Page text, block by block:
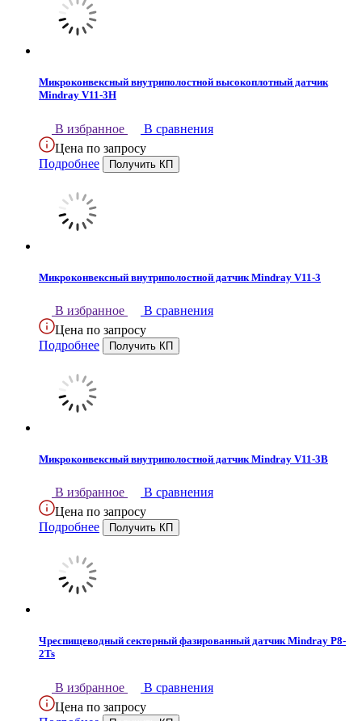
Микроконвексный внутриполостной высокоплотный датчик
Mindray V11-3H
В избранное
В сравнения
Цена по запросу
Подробнее
Микроконвексный внутриполостной датчик Mindray V11-3
В избранное
В сравнения
Цена по запросу
Подробнее
Микроконвексный внутриполостной датчик Mindray V11-3B
В избранное
В сравнения
Цена по запросу
Подробнее
Чреспищеводный секторный фазированный датчик Mindray P8-
2Ts
В избранное
В сравнения
Цена по запросу